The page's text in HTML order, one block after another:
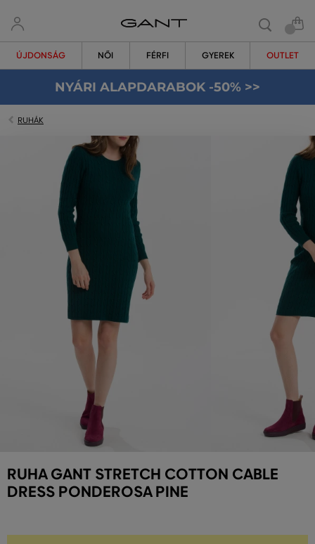
ÚJDONSÁG NŐI FÉRFI GYEREK OUTLET
NYÁRI ALAPDARABOK -50% >>
RUHÁK
RUHA GANT STRETCH COTTON CABLE
DRESS PONDEROSA PINE